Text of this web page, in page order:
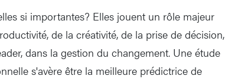
si importantes? Elles jouent un rôle majeur
de la créativité, de la prise de décision,
dans la gestion du changement. Une étude
s'avère être la meilleure prédictrice de